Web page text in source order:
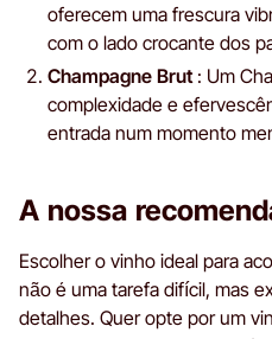
oferecem uma frescura
com o lado crocante dos
Champagne Brut: Um
complexidade e
entrada num momento
A nossa
Escolher o vinho ideal para
não é uma tarefa difícil, mas
detalhes. Quer opte por um